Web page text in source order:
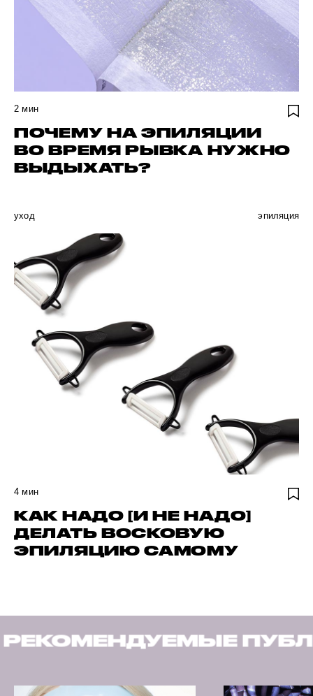
2 мин
ПОЧЕМУ НА ЭПИЛЯЦИИ
ВО ВРЕМЯ РЫВКА НУЖНО
ВЫДЫХАТЬ?
уход эпиляция
4 мин
КАК НАДО [И НЕ НАДО]
ДЕЛАТЬ ВОСКОВУЮ
ЭПИЛЯЦИЮ САМОМУ